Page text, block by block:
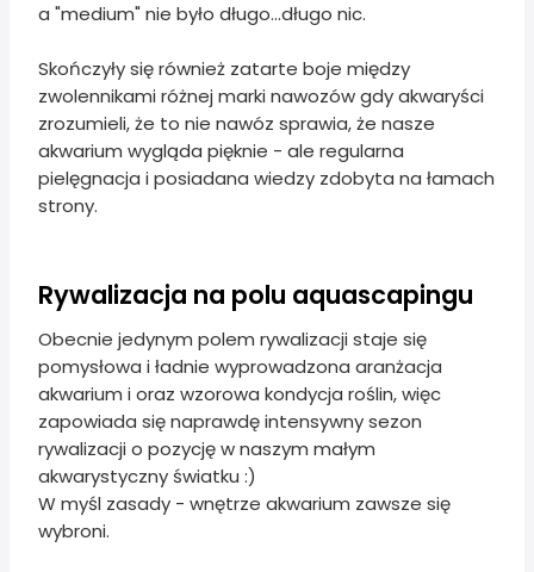
a "medium" nie było długo...długo nic.
Skończyły się również zatarte boje między
zwolennikami różnej marki nawozów gdy akwaryści
zrozumieli, że to nie nawóz sprawia, że nasze
akwarium wygląda pięknie - ale regularna
pielęgnacja i posiadana wiedzy zdobyta na łamach
strony.
Rywalizacja na polu aquascapingu
Obecnie jedynym polem rywalizacji staje się
pomysłowa i ładnie wyprowadzona aranżacja
akwarium i oraz wzorowa kondycja roślin, więc
zapowiada się naprawdę intensywny sezon
rywalizacji o pozycję w naszym małym
akwarystyczny światku :)
W myśl zasady - wnętrze akwarium zawsze się
wybroni.